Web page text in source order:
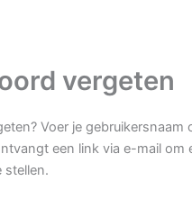
vergeten
Voer je gebruikersnaam
een link via e-mail om